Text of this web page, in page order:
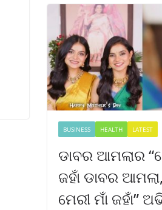
BUSINESS HEALTH LATEST
ଡାବର ଆମଲାର
ଜହାଁ ଡାବର
ମେରୀ ମାଁ ଜହାଁ”